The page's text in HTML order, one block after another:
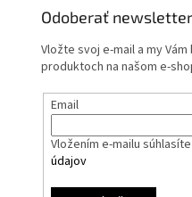
Odoberať newsletter
Vložte svoj e-mail a my
produktoch na našom e-
Email
Vložením e-mailu
údajov